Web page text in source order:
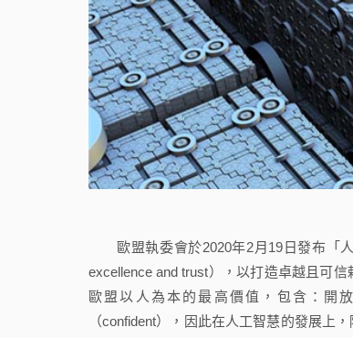
歐盟執委會於2020年2月19日發布「人
excellence and trust），以打造卓越且可
歐盟以人為本的最高價值，包含：開
（confident），因此在人工智慧的發展上